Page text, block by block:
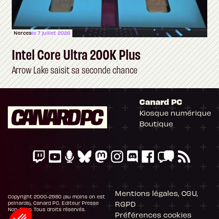
Nercesle 7 juillet 2026
Intel Core Ultra 200K Plus
Arrow Lake saisit sa seconde chance
Canard PC
Kiosque numérique
Boutique
Copyright 2000-2980 (au moins on est
peinards), Canard PC. Editeur Presse
Non-Stop. Tous droits réservés.
Mentions légales, CGU,
RGPD
Préférences cookies